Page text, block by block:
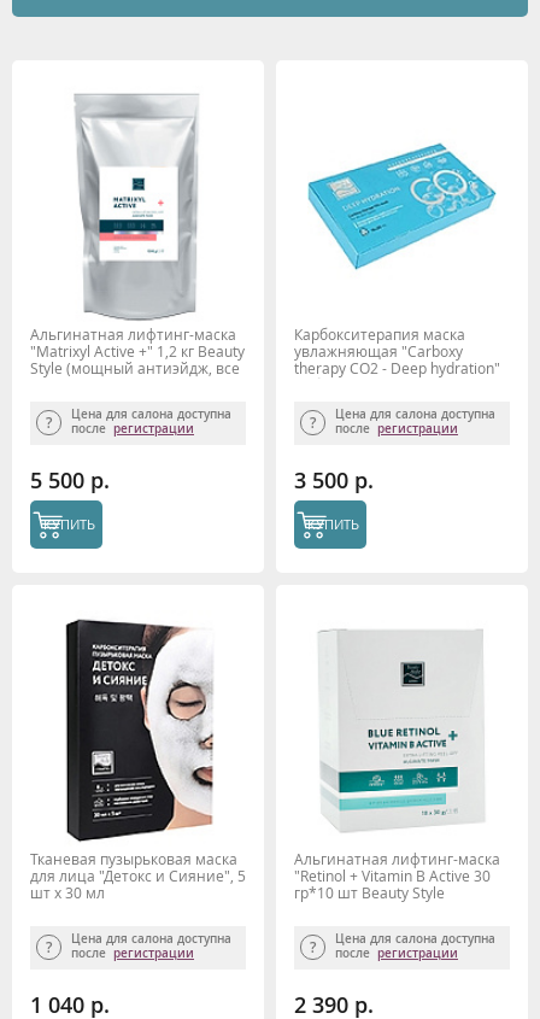
Альгинатная лифтинг-маска
"Matrixyl Active +" 1,2 кг Beauty
Stylе (мощный антиэйдж, все
Цена для салона доступна
после регистрации
5 500 р.
КУПИТЬ
Карбокситерапия маска
увлажняющая "Carboxy
therapy CO2 - Deep hydration"
набор 10шт x 30 мл Beauty
Цена для салона доступна
после регистрации
3 500 р.
КУПИТЬ
Тканевая пузырьковая маска
для лица "Детокс и Сияние", 5
шт х 30 мл
Цена для салона доступна
после регистрации
1 040 р.
Альгинатная лифтинг-маска
"Retinol + Vitamin B Active 30
гр*10 шт Beauty Stylе
Цена для салона доступна
после регистрации
2 390 р.